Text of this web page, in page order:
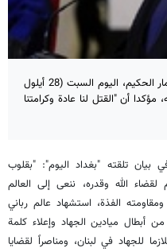
نعى رئيس تحالف قوى الدولة الوطنية عمار الحكيم، اليوم السبت (28 أيلول
مؤكدا أن "القتل لنا عادة وكرامتنا
بيان تلقته "بغداد اليوم": "بقلوب
الله وقدره، ننعى إلى العالم
الفذة، استشهاد عالم رباني
ميادين الجهاد وإعلاء كلمة
للجهاد في لبنان، ومناصراً لقضايا